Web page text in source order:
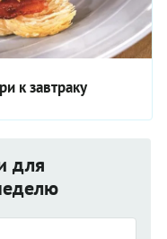
к завтраку
для